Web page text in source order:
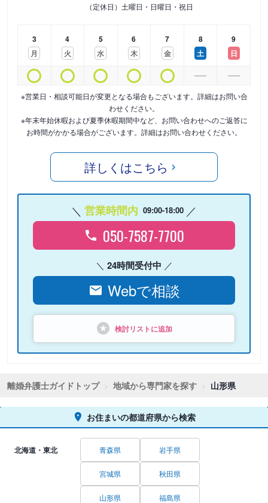
（定休日）土曜日・日曜日・祝日
3
月
4
火
5
水
6
木
7
金
8
土
9
日
※営業日・相談可能日が変更となる場合もございます。詳細はお問い合
わせください。
※年末年始休暇および夏季休暇期間中など、お問い合わせへのご返答に
お時間がかかる場合がございます。詳細はお問い合わせください。
詳しくはこちら
営業時間内 09:00-18:00
050-7587-7700
24時間受付中
Webで相談
検討リストに追加
離婚弁護士ガイドトップ 地域から専門家を探す 山形県
お住まいの都道府県から検索
北海道・東北 青森県 岩手県
宮城県 秋田県
山形県 福島県